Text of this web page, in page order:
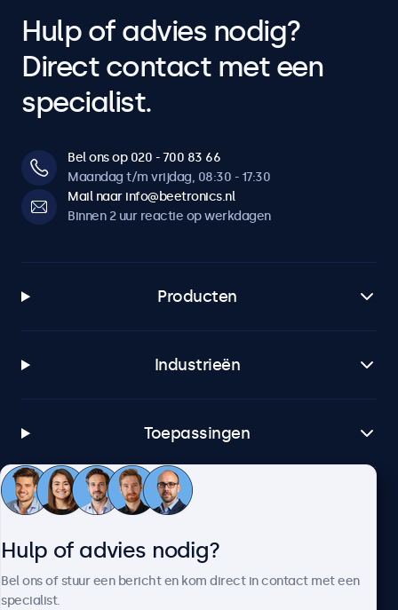
Dubbele geïntegreerde luidsprekers
Toetsblokkering
Vergrendelbare bedieningsknoppen
Auto-on
Dimbaar backlight
Instelbare achtergrondverlichting via afstandsbediening of
optionele dimmer.
Windows
Windows Embedded 8 Industry, 8.1 Industry, IoT Enterprise
macOS
Alle Linux distributies
Brightsign
Samsung DeX
Alle Samsung DeX versies
Hulp of advies nodig?
Direct contact met een
specialist.
Bel ons op 020 - 700 83 66
Maandag t/m vrijdag, 08:30 - 17:30
Mail naar info@beetronics.nl
Binnen 2 uur reactie op werkdagen
Producten
Industrieën
Toepassingen
Klantenservice
Hulp of advies nodig?
Bel ons of stuur een bericht en kom direct in contact met een
specialist.